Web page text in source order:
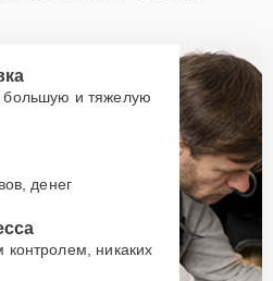
большую и тяжелую
денег
никаких